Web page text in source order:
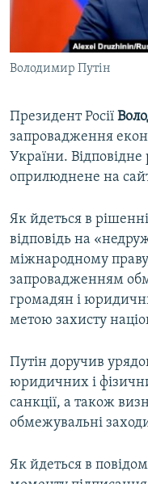
ВІДЕОУРОКИ «ELIFBE»
СВІДЧЕННЯ ОКУПАЦІЇ
УКРАЇНСЬКА ПРОБЛЕМА
Qırımtatar
Усі сайти RFE/RL
Володимир Путін
Президент Росії
запровадження
України.
оприлюднене на
Як йдеться в
відповідь на
міжнародному праву,
запровадженням
громадян і
метою захисту
Путін доручив
юридичних і
санкції, а також
обмежувальні
Як йдеться в